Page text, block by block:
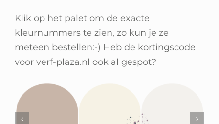
Klik op het palet om de exacte
kleurnummers te zien, zo kun je ze
meteen bestellen:-) Heb de kortingscode
voor verf-plaza.nl ook al gespot?